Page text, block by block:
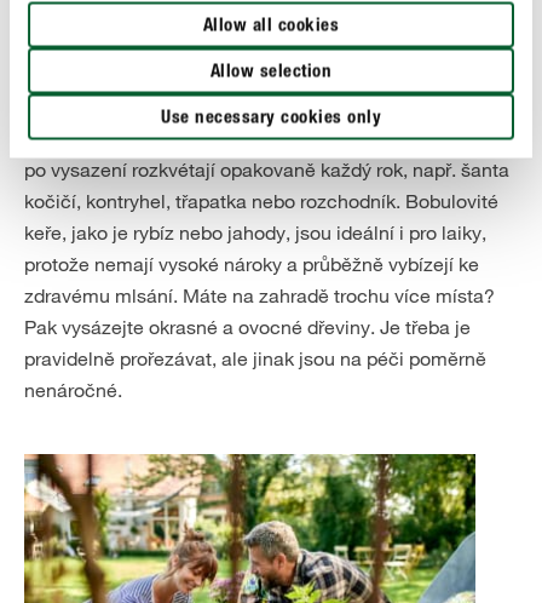
Allow all cookies
Allow selection
Use necessary cookies only
nákupu vždy nechat dobře poradit. Pro začátečníky, kteří
se ve světě květin neorientují, jsou vhodné zejména
pomalu rostoucí rostliny.
V zásadě jsou vždy dobrou volbou odolné trvalky, které
po vysazení rozkvétají opakovaně každý rok, např. šanta
kočičí, kontryhel, třapatka nebo rozchodník. Bobulovité
keře, jako je rybíz nebo jahody, jsou ideální i pro laiky,
protože nemají vysoké nároky a průběžně vybízejí ke
zdravému mlsání. Máte na zahradě trochu více místa?
Pak vysázejte okrasné a ovocné dřeviny. Je třeba je
pravidelně prořezávat, ale jinak jsou na péči poměrně
nenáročné.